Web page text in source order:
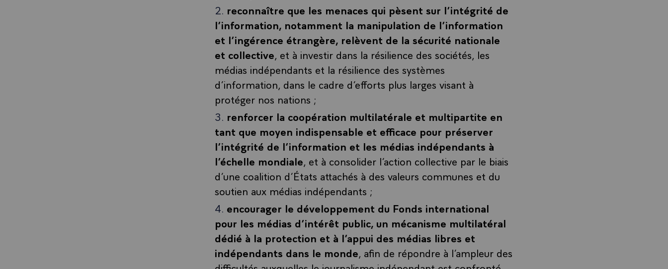
reconnaître que les menaces qui pèsent sur l’intégrité de
l’information, notamment la manipulation de l’information
et l’ingérence étrangère, relèvent de la sécurité nationale
et collective, et à investir dans la résilience des sociétés, les
médias indépendants et la résilience des systèmes
d’information, dans le cadre d’efforts plus larges visant à
protéger nos nations ;
renforcer la coopération multilatérale et multipartite en
tant que moyen indispensable et efficace pour préserver
l’intégrité de l’information et les médias indépendants à
l’échelle mondiale, et à consolider l’action collective par le biais
d’une coalition d’États attachés à des valeurs communes et du
soutien aux médias indépendants ;
encourager le développement du Fonds international
pour les médias d’intérêt public, un mécanisme multilatéral
dédié à la protection et à l’appui des médias libres et
indépendants dans le monde, afin de répondre à l’ampleur des